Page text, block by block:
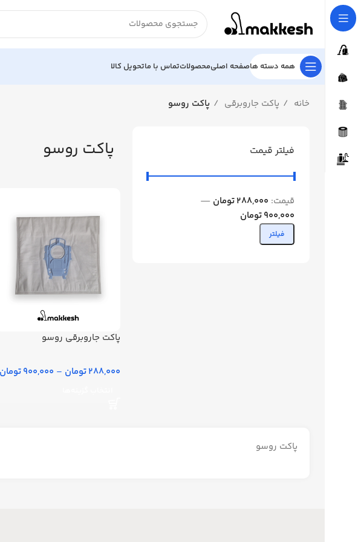
همه دسته هاصفحه اصلیمحصولاتتماس با ماتحویل کالا
خانه پاکت جاروبرقی پاکت روسو
فیلتر قیمت
فیلتر
قیمت: 288,000 تومان
—
900,000 تومان
پاکت روسو
پاکت جاروبرقی روسو
288,000 تومان – 900,000 تومان
پاکت روسو